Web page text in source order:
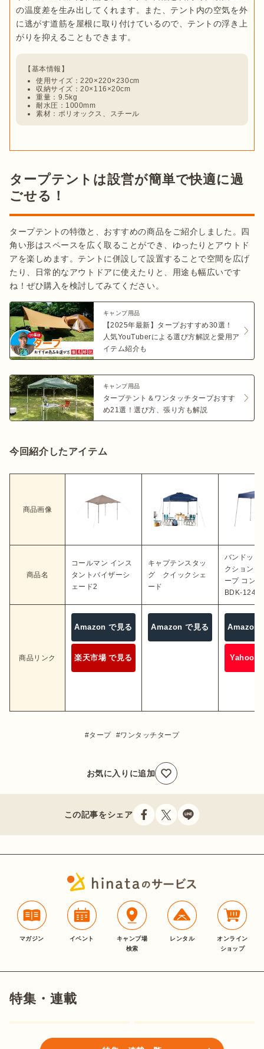
の温度差を生み出してくれます。また、テント内の空気を外
に逃がす道筋を屋根に取り付けているので、テントの浮き上
使用サイズ：220×220×230cm
収納サイズ：20×116×20cm
重量：9.5kg
耐水圧：1000mm
素材：ポリオックス、スチール
タープテントは設営が簡単で快適に過
ごせる！
タープテントの特徴と、おすすめの商品をご紹介しました。四
角い形はスペースを広く取ることができ、ゆったりとアウトド
アを楽しめます。テントに併設して設置することで空間を広げ
たり、日常的なアウトドアに使えたりと、用途も幅広いです
ね！ぜひ購入を検討してみてください。
キャンプ用品
【2025年最新】タープおすすめ30選！
人気YouTuberによる選び方解説と愛用ア
イテム紹介も
キャンプ用品
タープテント＆ワンタッチタープおすす
め21選！選び方、張り方も解説
今回紹介したアイテム
商品画像
商品名
コールマン インス
タントバイザーシ
ェード2
キャプテンスタッ
グ クイックシェ
ード
バンドッグ
クションア
ープ コン
BDK-124
商品リンク
Amazon で見る
楽天市場 で見る
Amazon で見る Amazon
Yahoo!
タープ ワンタッチタープ
お気に入りに追加
この記事をシェア
マガジン イベント
キャンプ場
検索
レンタル
オンライン
ショップ
特集・連載